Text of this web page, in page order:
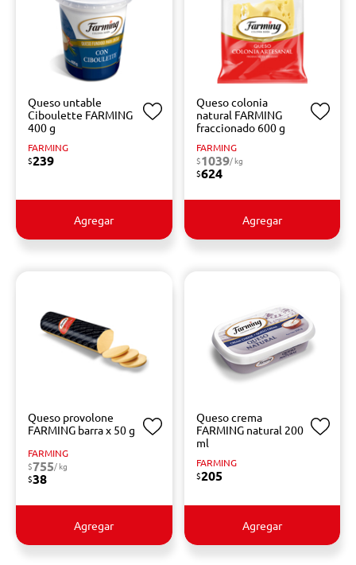
Queso untable
Ciboulette FARMING
400 g
FARMING
$239
Agregar
Queso colonia
natural FARMING
fraccionado 600 g
FARMING
$1039/ kg
$624
Agregar
Queso provolone
FARMING barra x 50 g
FARMING
$755/ kg
$38
Agregar
Queso crema
FARMING natural 200
ml
FARMING
$205
Agregar